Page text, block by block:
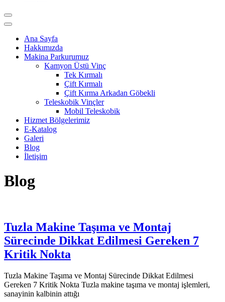
Ana Sayfa
Hakkımızda
Makina Parkurumuz
Kamyon Üstü Vinç
Tek Kırmalı
Çift Kırmalı
Çift Kırma Arkadan Göbekli
Teleskobik Vinçler
Mobil Teleskobik
Hizmet Bölgelerimiz
E-Katalog
Galeri
Blog
İletişim
Blog
Tuzla Makine Taşıma ve Montaj
Sürecinde Dikkat Edilmesi Gereken 7
Kritik Nokta
Tuzla Makine Taşıma ve Montaj Sürecinde Dikkat Edilmesi
Gereken 7 Kritik Nokta Tuzla makine taşıma ve montaj işlemleri,
sanayinin kalbinin attığı